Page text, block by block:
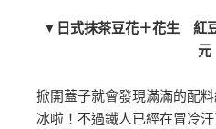
▼日式抹茶豆花＋花生
元
掀開蓋子就會發現滿滿的配
冰啦！不過鐵人已經在冒冷